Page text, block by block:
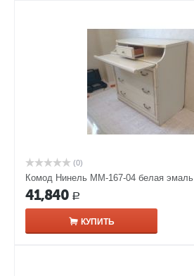
(0)
Комод Нинель ММ-167-04 белая эмаль
41,840 Р
КУПИТЬ